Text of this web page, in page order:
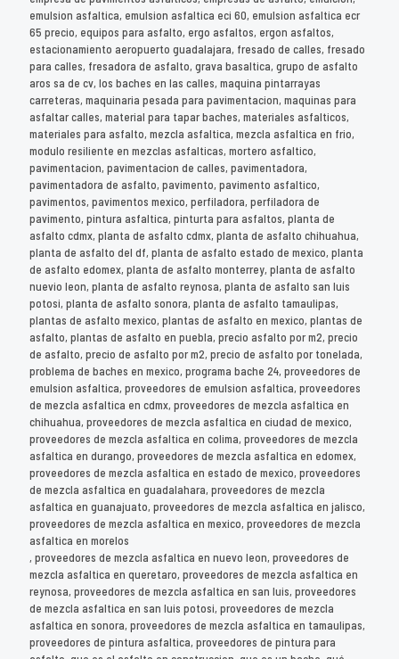
emulsion asfaltica, emulsion asfaltica eci 60, emulsion asfaltica ecr
65 precio, equipos para asfalto, ergo asfaltos, ergon asfaltos,
estacionamiento aeropuerto guadalajara, fresado de calles, fresado
para calles, fresadora de asfalto, grava basaltica, grupo de asfalto
aros sa de cv, los baches en las calles, maquina pintarrayas
carreteras, maquinaria pesada para pavimentacion, maquinas para
asfaltar calles, material para tapar baches, materiales asfalticos,
materiales para asfalto, mezcla asfaltica, mezcla asfaltica en frio,
modulo resiliente en mezclas asfalticas, mortero asfaltico,
pavimentacion, pavimentacion de calles, pavimentadora,
pavimentadora de asfalto, pavimento, pavimento asfaltico,
pavimentos, pavimentos mexico, perfiladora, perfiladora de
pavimento, pintura asfaltica, pinturta para asfaltos, planta de
asfalto cdmx, planta de asfalto cdmx, planta de asfalto chihuahua,
planta de asfalto del df, planta de asfalto estado de mexico, planta
de asfalto edomex, planta de asfalto monterrey, planta de asfalto
nuevio leon, planta de asfalto reynosa, planta de asfalto san luis
potosi, planta de asfalto sonora, planta de asfalto tamaulipas,
plantas de asfalto mexico, plantas de asfalto en mexico, plantas de
asfalto, plantas de asfalto en puebla, precio asfalto por m2, precio
de asfalto, precio de asfalto por m2, precio de asfalto por tonelada,
problema de baches en mexico, programa bache 24, proveedores de
emulsion asfaltica, proveedores de emulsion asfaltica, proveedores
de mezcla asfaltica en cdmx, proveedores de mezcla asfaltica en
chihuahua, proveedores de mezcla asfaltica en ciudad de mexico,
proveedores de mezcla asfaltica en colima, proveedores de mezcla
asfaltica en durango, proveedores de mezcla asfaltica en edomex,
proveedores de mezcla asfaltica en estado de mexico, proveedores
de mezcla asfaltica en guadalahara, proveedores de mezcla
asfaltica en guanajuato, proveedores de mezcla asfaltica en jalisco,
proveedores de mezcla asfaltica en mexico, proveedores de mezcla
asfaltica en morelos
, proveedores de mezcla asfaltica en nuevo leon, proveedores de
mezcla asfaltica en queretaro, proveedores de mezcla asfaltica en
reynosa, proveedores de mezcla asfaltica en san luis, proveedores
de mezcla asfaltica en san luis potosi, proveedores de mezcla
asfaltica en sonora, proveedores de mezcla asfaltica en tamaulipas,
proveedores de pintura asfaltica, proveedores de pintura para